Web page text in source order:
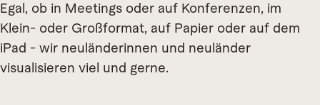
Egal, ob in Meetings oder auf Konferenzen, im
Klein- oder Großformat, auf Papier oder auf dem
iPad - wir neuländerinnen und neuländer
visualisieren viel und gerne.